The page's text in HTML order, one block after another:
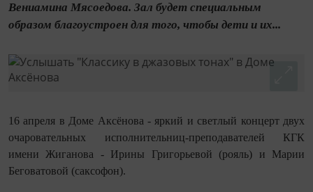
Вениамина Мясоедова. Зал будет специальным
образом благоустроен для того, чтобы дети и их...
16 апреля в Доме Аксёнова - яркий и светлый концерт двух
очаровательных исполнительниц-преподавателей КГК
имени Жиганова - Ирины Григорьевой (рояль) и Марии
Беговатовой (саксофон).